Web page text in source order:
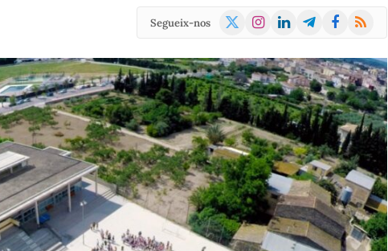
Segueix-nos
X
Instagram
LinkedInTelegramFacebook
RSS